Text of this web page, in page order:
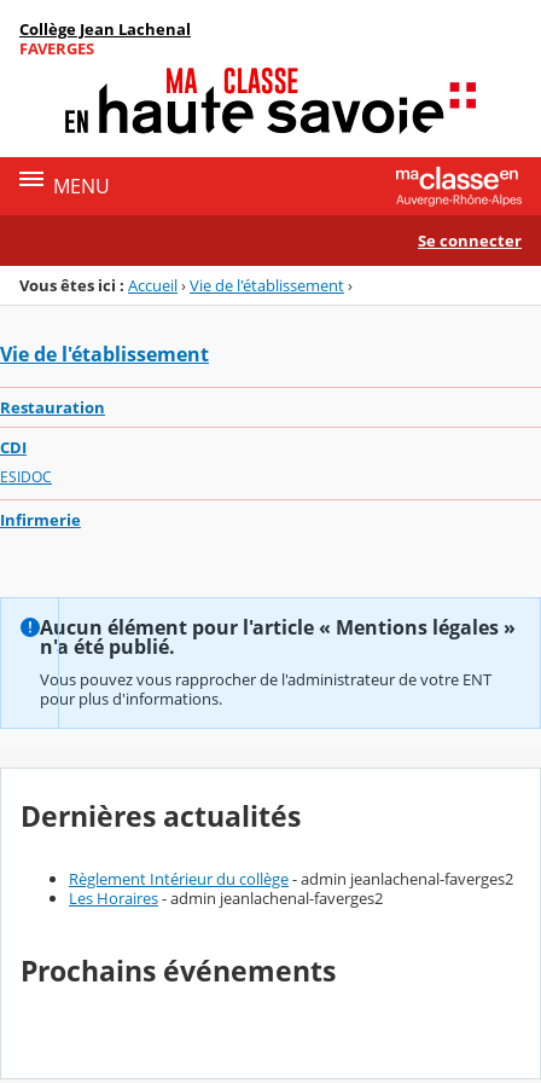
Menu de la rubrique
Contenu
Collège Jean Lachenal
FAVERGES
MENU
Se connecter
Vous êtes ici : Accueil›Vie de l'établissement›
Vie de l'établissement
Restauration
CDI
ESIDOC
Infirmerie
Aucun élément pour l'article « Mentions légales »
n'a été publié.
Vous pouvez vous rapprocher de l'administrateur de votre ENT
pour plus d'informations.
Dernières actualités
Règlement Intérieur du collège- admin jeanlachenal-faverges2
Les Horaires- admin jeanlachenal-faverges2
Prochains événements